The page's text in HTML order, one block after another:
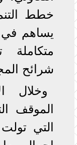
خطط
يساهم في
متكاملة
شرائح
وخلال
الموقف
التي